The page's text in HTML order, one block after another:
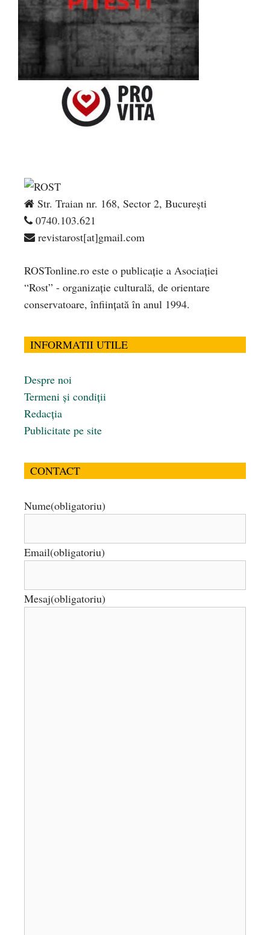
Str. Traian nr. 168, Sector 2, București
0740.103.621
revistarost[at]gmail.com
ROSTonline.ro este o publicaţie a Asociaţiei
“Rost” - organizaţie culturală, de orientare
conservatoare, înfiinţată în anul 1994.
INFORMATII UTILE
Despre noi
Termeni și condiții
Redacția
Publicitate pe site
CONTACT
Nume(obligatoriu)
Email(obligatoriu)
Mesaj(obligatoriu)